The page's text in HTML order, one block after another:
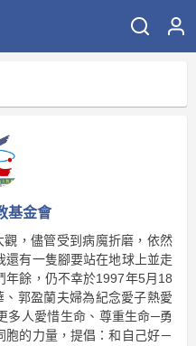
基金會
，儘管受到病魔折磨，依然
有一隻腳要站在地球上並走
年餘，仍不幸於1997年5月18
郭盈蘭夫婦為紀念愛子熱愛
多人愛惜生命、尊重生命─勇
的力量，提倡：和自己好－